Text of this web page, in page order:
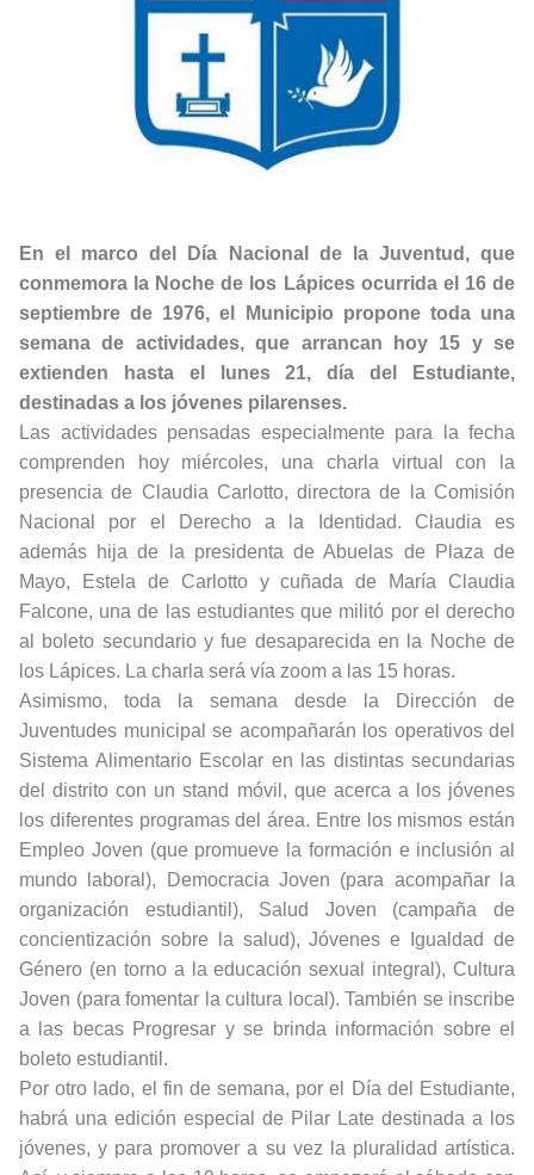
En el marco del Día Nacional de la Juventud, que
conmemora la Noche de los Lápices ocurrida el 16 de
septiembre de 1976, el Municipio propone toda una
semana de actividades, que arrancan hoy 15 y se
extienden hasta el lunes 21, día del Estudiante,
destinadas a los jóvenes pilarenses.
Las actividades pensadas especialmente para la fecha
comprenden hoy miércoles, una charla virtual con la
presencia de Claudia Carlotto, directora de la Comisión
Nacional por el Derecho a la Identidad. Claudia es
además hija de la presidenta de Abuelas de Plaza de
Mayo, Estela de Carlotto y cuñada de María Claudia
Falcone, una de las estudiantes que militó por el derecho
al boleto secundario y fue desaparecida en la Noche de
los Lápices. La charla será vía zoom a las 15 horas.
Asimismo, toda la semana desde la Dirección de
Juventudes municipal se acompañarán los operativos del
Sistema Alimentario Escolar en las distintas secundarias
del distrito con un stand móvil, que acerca a los jóvenes
los diferentes programas del área. Entre los mismos están
Empleo Joven (que promueve la formación e inclusión al
mundo laboral), Democracia Joven (para acompañar la
organización estudiantil), Salud Joven (campaña de
concientización sobre la salud), Jóvenes e Igualdad de
Género (en torno a la educación sexual integral), Cultura
Joven (para fomentar la cultura local). También se inscribe
a las becas Progresar y se brinda información sobre el
boleto estudiantil.
Por otro lado, el fin de semana, por el Día del Estudiante,
habrá una edición especial de Pilar Late destinada a los
jóvenes, y para promover a su vez la pluralidad artística.